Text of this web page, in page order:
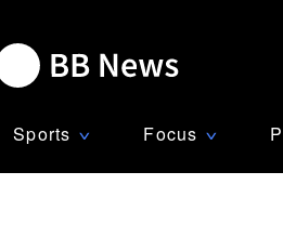
Sports ∨ Focus ∨